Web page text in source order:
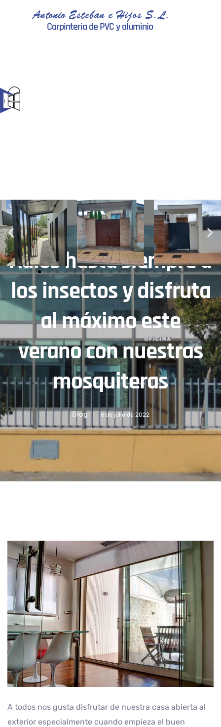
Antonio Esteban e Hijos S.L.
Carpinteria de PVC y aluminio
Adiós hasta siempre a
los insectos y disfruta
al máximo este
verano con nuestras
mosquiteras
Blog 6 de julio de 2022
A todos nos gusta disfrutar de nuestra casa abierta al
exterior especialmente cuando empieza el buen